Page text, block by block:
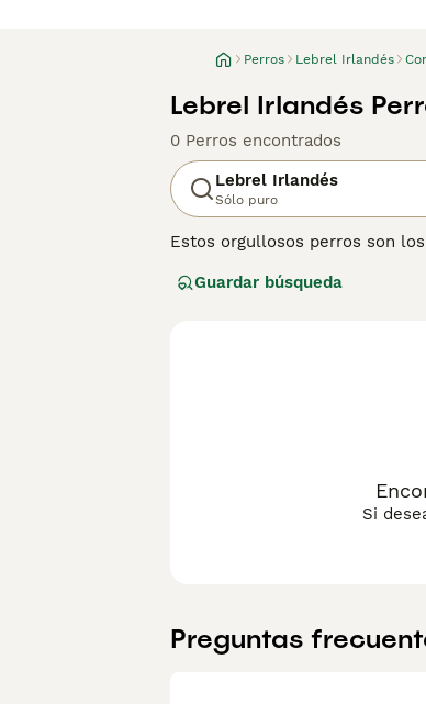
Perros Lebrel Irlandés
Lebrel Irlandés
0 Perros encontrados
Lebrel Irlandés
Sólo puro
Estos orgullosos perros son
relajada y por su velocidad.
Guardar búsqueda
Si
Preguntas